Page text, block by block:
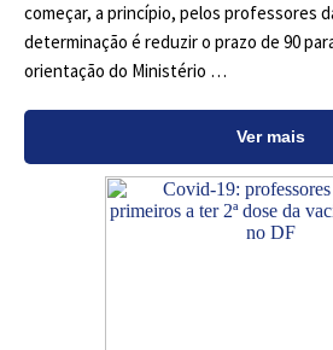
começar, a princípio, pelos professores
determinação é reduzir o prazo de 90
orientação do Ministério …
Ver mais